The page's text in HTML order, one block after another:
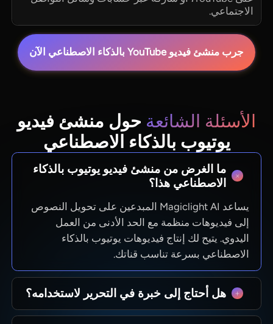
الاجتماعي.
جرب منشئ فيديو YouTube بالذكاء الاصطناعي الآن
الأسئلة الشائعة حول منشئ فيديو
يوتيوب بالذكاء الاصطناعي
ما الغرض من منشئ فيديو يوتيوب بالذكاء
الاصطناعي هذا؟
يساعد Magiclight AI المبدعين على تحويل النصوص
إلى فيديوهات منظمة مع الحد الأدنى من العمل
اليدوي. يتيح لك إنتاج فيديوهات يوتيوب بالذكاء
الاصطناعي بسرعة تناسب قناتك.
هل أحتاج إلى خبرة في التحرير لاستخدامه؟
لا، ترشدك الواجهة خلال المشاهد والإيقاع وقرارات